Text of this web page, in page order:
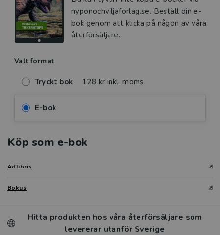
nyponochviljaforlag.se. Beställ din e-
bok genom att klicka på någon av våra
återförsäljare.
Valt format
Tryckt bok 128 kr inkl. moms
E-bok
Köp som e-bok
Adlibris
Bokus
Hitta produkten hos våra återförsäljare som
levererar utanför Sverige